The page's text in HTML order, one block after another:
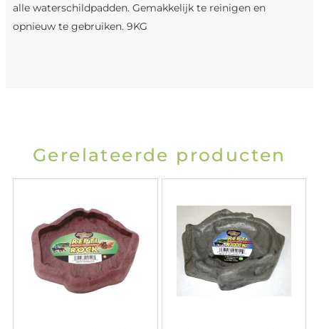
alle waterschildpadden. Gemakkelijk te reinigen en
opnieuw te gebruiken. 9KG
Gerelateerde producten